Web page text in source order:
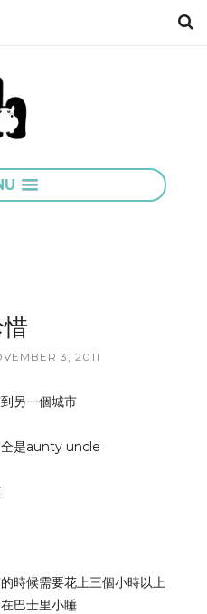
3, 2011
另一個城市
全是aunty uncle
時候需要花上三個小時以上
巴士里小睡